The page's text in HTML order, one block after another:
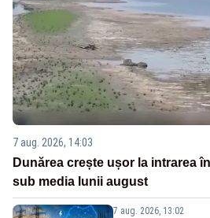
7 aug. 2026, 14:03
Dunărea crește ușor la intrarea
sub media lunii august
7 aug. 2026, 13:02